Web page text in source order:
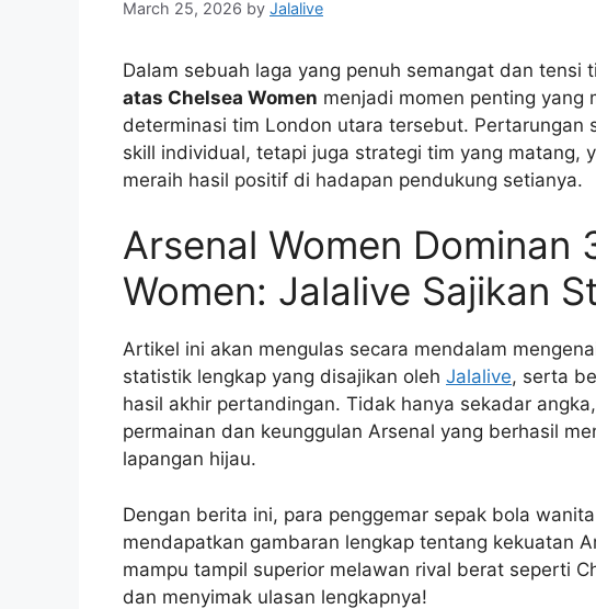
March 25, 2026 by Jalalive
Dalam sebuah laga yang penuh semangat dan tensi
atas Chelsea Women menjadi momen penting yang
determinasi tim London utara tersebut. Pertarungan
skill individual, tetapi juga strategi tim yang matang,
meraih hasil positif di hadapan pendukung setianya.
Arsenal Women Dominan
Women: Jalalive Sajikan
Artikel ini akan mengulas secara mendalam
statistik lengkap yang disajikan oleh Jalalive, serta
hasil akhir pertandingan. Tidak hanya sekadar
permainan dan keunggulan Arsenal yang berhasil
lapangan hijau.
Dengan berita ini, para penggemar sepak bola
mendapatkan gambaran lengkap tentang kekuatan
mampu tampil superior melawan rival berat seperti
dan menyimak ulasan lengkapnya!